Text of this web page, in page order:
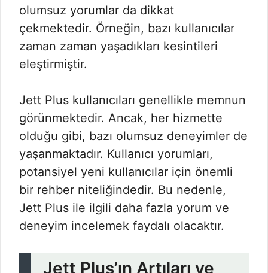
olumsuz yorumlar da dikkat
çekmektedir. Örneğin, bazı kullanıcılar
zaman zaman yaşadıkları kesintileri
eleştirmiştir.
Jett Plus kullanıcıları genellikle memnun
görünmektedir. Ancak, her hizmette
olduğu gibi, bazı olumsuz deneyimler de
yaşanmaktadır. Kullanıcı yorumları,
potansiyel yeni kullanıcılar için önemli
bir rehber niteliğindedir. Bu nedenle,
Jett Plus ile ilgili daha fazla yorum ve
deneyim incelemek faydalı olacaktır.
Jett Plus’ın Artıları ve